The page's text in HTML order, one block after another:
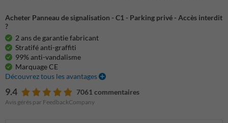
Acheter Panneau de signalisation - C1 - Parking privé - Accès interdit
?
2 ans de garantie fabricant
Stratifé anti-graffiti
99% anti-vandalisme
Marquage CE
Découvrez tous les avantages
9.4 7061 commentaires
Avis gérés par FeedbackCompany